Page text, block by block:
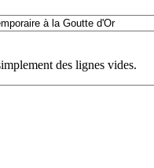
des lignes vides.